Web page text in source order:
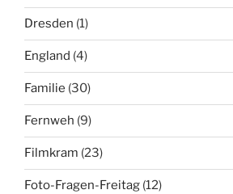
Dresden (1)
England (4)
Familie (30)
Fernweh (9)
Filmkram (23)
Foto-Fragen-Freitag (12)